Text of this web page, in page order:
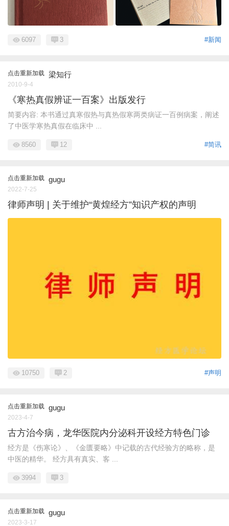
#新闻
6097 3
点击重新加载 梁知行
2010-9-4
《寒热真假辨证一百案》出版发行
简要内容: 本书通过真寒假热与真热假寒两类病证一百例病案，阐述
了中医学寒热真假在临床中 ...
#简讯
8560 12
点击重新加载 gugu
2022-7-25
律师声明 | 关于维护“黄煌经方”知识产权的声明
#声明
10750 2
点击重新加载 gugu
2023-4-7
古方治今病，龙华医院内分泌科开设经方特色门诊
经方是《伤寒论》、《金匮要略》中记载的古代经验方的略称，是
中医的精华。 经方具有真实、客 ...
3994 3
点击重新加载 gugu
2023-3-17